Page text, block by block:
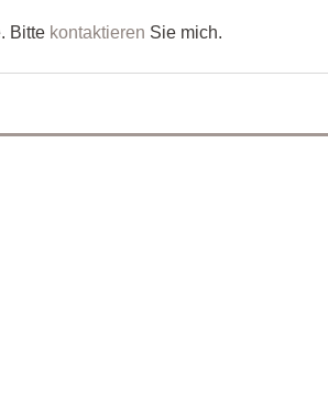
Bitte kontaktieren Sie mich.